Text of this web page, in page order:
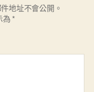
量
景〉
地址不會公開。
為 *